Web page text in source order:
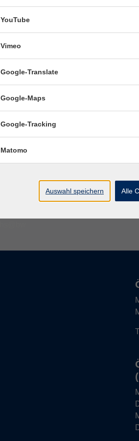
Online
YouTube
Vimeo
Google-Translate
Google-Maps
Google-Tracking
Matomo
Auswahl speichern Alle